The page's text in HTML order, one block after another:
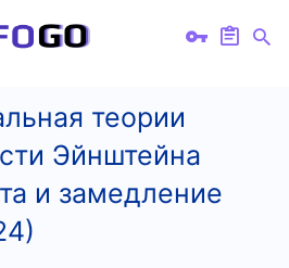
теории
Эйнштейна
и замедление